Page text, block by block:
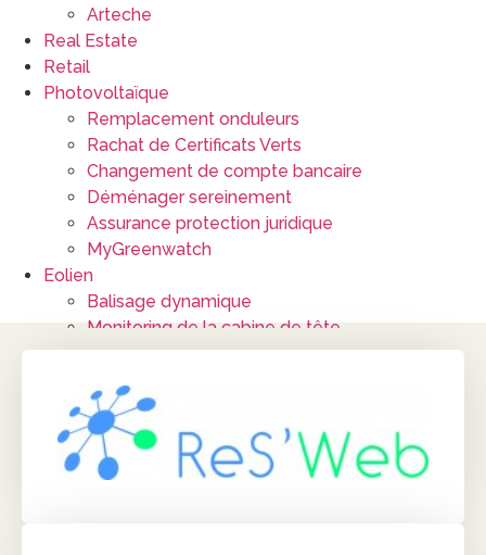
Arteche
Real Estate
Retail
Photovoltaïque
Remplacement onduleurs
Rachat de Certificats Verts
Changement de compte bancaire
Déménager sereinement
Assurance protection juridique
MyGreenwatch
Eolien
Balisage dynamique
Monitoring de la cabine de tête